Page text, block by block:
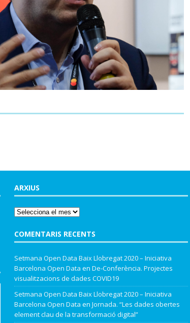
ARXIUS
COMENTARIS RECENTS
Setmana Open Data Baix Llobregat 2020 – Iniciativa
Barcelona Open Data en De-Conferència. Projectes
visualitzacions de dades COVID19
Setmana Open Data Baix Llobregat 2020 – Iniciativa
Barcelona Open Data en Jornada. “Les dades obertes
element clau de la transformació digital”